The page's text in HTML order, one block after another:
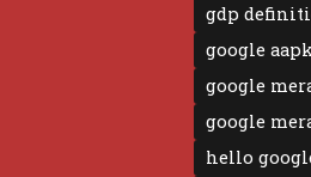
gdp
google
google
google
hello